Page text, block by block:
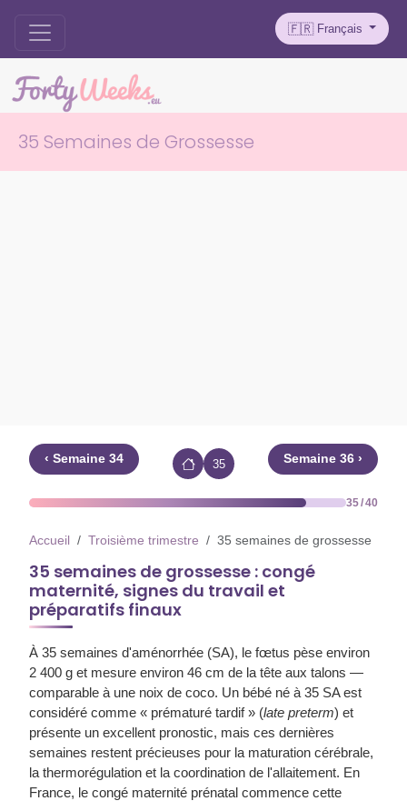
🇫🇷Français
35 Semaines de Grossesse
‹ Semaine 34 35 Semaine 36 ›
35 / 40
Accueil Troisième trimestre 35 semaines de grossesse
35 semaines de grossesse : congé
maternité, signes du travail et
préparatifs finaux
À 35 semaines d'aménorrhée (SA), le fœtus pèse environ
2 400 g et mesure environ 46 cm de la tête aux talons —
comparable à une noix de coco. Un bébé né à 35 SA est
considéré comme « prématuré tardif » (late preterm) et
présente un excellent pronostic, mais ces dernières
semaines restent précieuses pour la maturation cérébrale,
la thermorégulation et la coordination de l'allaitement. En
France, le congé maternité prénatal commence cette